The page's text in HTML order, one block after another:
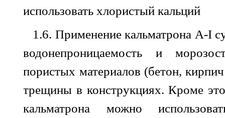
использовать хлористый кальций
1.6. Применение кальматрона A-I
водонепроницаемость и
пористых материалов (бетон,
трещины в конструкциях. Кроме
кальматрона можно